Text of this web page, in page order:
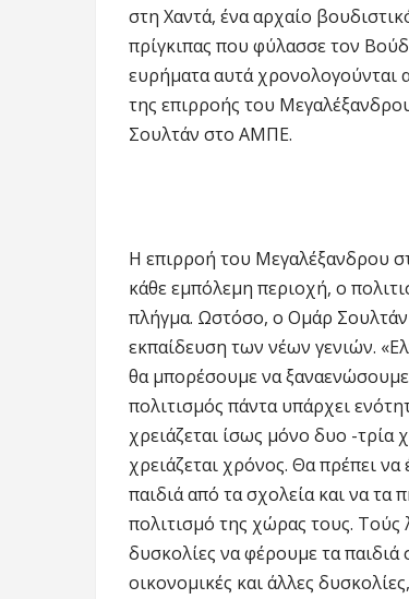
στη Χαντά, ένα αρχαίο
πρίγκιπας που φύλασσε τον
ευρήματα αυτά χρονολογούνται
της επιρροής του
Σουλτάν στο ΑΜΠΕ.
Η επιρροή του Μεγαλέξανδρου
κάθε εμπόλεμη περιοχή, ο
πλήγμα. Ωστόσο, ο Ομάρ Σουλτάν
εκπαίδευση των νέων γενιών.
θα μπορέσουμε να
πολιτισμός πάντα υπάρχει
χρειάζεται ίσως μόνο δυο -τρία
χρειάζεται χρόνος. Θα πρέπει
παιδιά από τα σχολεία και να τα
πολιτισμό της χώρας τους. Τούς
δυσκολίες να φέρουμε τα παιδιά
οικονομικές και άλλες